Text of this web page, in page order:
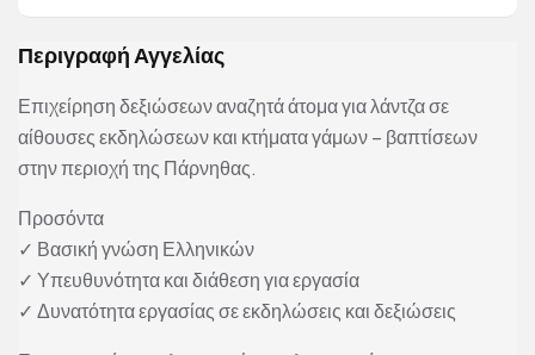
Περιγραφή Αγγελίας
Επιχείρηση δεξιώσεων αναζητά άτομα για λάντζα σε
αίθουσες εκδηλώσεων και κτήματα γάμων – βαπτίσεων
στην περιοχή της Πάρνηθας.
Προσόντα
✓ Βασική γνώση Ελληνικών
✓ Υπευθυνότητα και διάθεση για εργασία
✓ Δυνατότητα εργασίας σε εκδηλώσεις και δεξιώσεις